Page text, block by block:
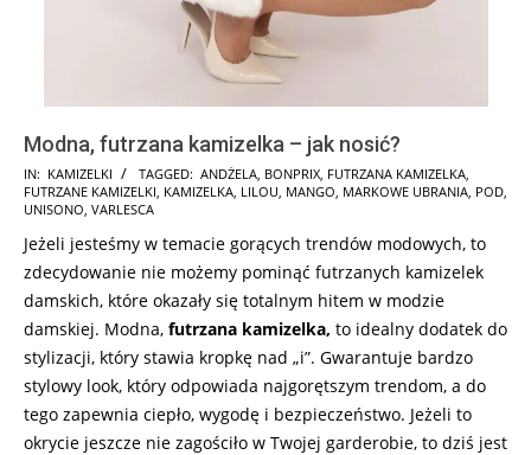
Modna, futrzana kamizelka – jak nosić?
2024-
11-
IN: KAMIZELKI TAGGED: ANDŻELA, BONPRIX, FUTRZANA KAMIZELKA,
FUTRZANE KAMIZELKI, KAMIZELKA, LILOU, MANGO, MARKOWE UBRANIA, POD,
UNISONO, VARLESCA
Jeżeli jesteśmy w temacie gorących trendów modowych, to
zdecydowanie nie możemy pominąć futrzanych kamizelek
damskich, które okazały się totalnym hitem w modzie
damskiej. Modna, futrzana kamizelka, to idealny dodatek do
stylizacji, który stawia kropkę nad „i”. Gwarantuje bardzo
stylowy look, który odpowiada najgorętszym trendom, a do
tego zapewnia ciepło, wygodę i bezpieczeństwo. Jeżeli to
okrycie jeszcze nie zagościło w Twojej garderobie, to dziś jest